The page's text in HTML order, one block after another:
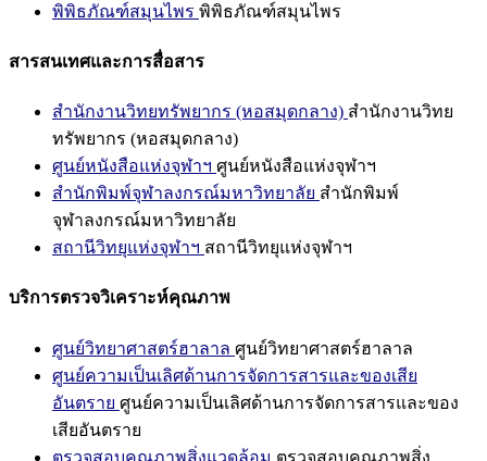
พิพิธภัณฑ์สมุนไพร พิพิธภัณฑ์สมุนไพร
สารสนเทศและการสื่อสาร
สำนักงานวิทยทรัพยากร (หอสมุดกลาง) สำนักงานวิทย
ทรัพยากร (หอสมุดกลาง)
ศูนย์หนังสือแห่งจุฬาฯ ศูนย์หนังสือแห่งจุฬาฯ
สำนักพิมพ์จุฬาลงกรณ์มหาวิทยาลัย สำนักพิมพ์
จุฬาลงกรณ์มหาวิทยาลัย
สถานีวิทยุแห่งจุฬาฯ สถานีวิทยุแห่งจุฬาฯ
บริการตรวจวิเคราะห์คุณภาพ
ศูนย์วิทยาศาสตร์ฮาลาล ศูนย์วิทยาศาสตร์ฮาลาล
ศูนย์ความเป็นเลิศด้านการจัดการสารและของเสีย
อันตราย ศูนย์ความเป็นเลิศด้านการจัดการสารและของ
เสียอันตราย
ตรวจสอบคุณภาพสิ่งแวดล้อม ตรวจสอบคุณภาพสิ่ง